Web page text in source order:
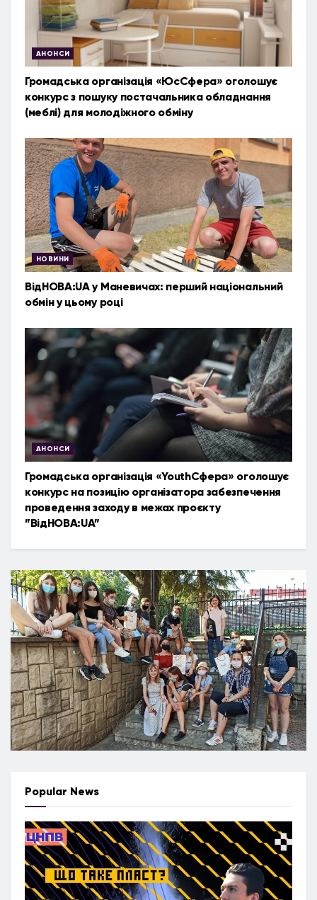
АНОНСИ
Громадська організація «ЮсСфера» оголошує
конкурс з пошуку постачальника обладнання
(меблі) для молодіжного обміну
НОВИНИ
ВідНОВА:UA у Маневичах: перший національний
обмін у цьому році
АНОНСИ
Громадська організація «YouthСфера» оголошує
конкурс на позицію організатора забезпечення
проведення заходу в межах проєкту
”ВідНОВА:UA”
Popular News